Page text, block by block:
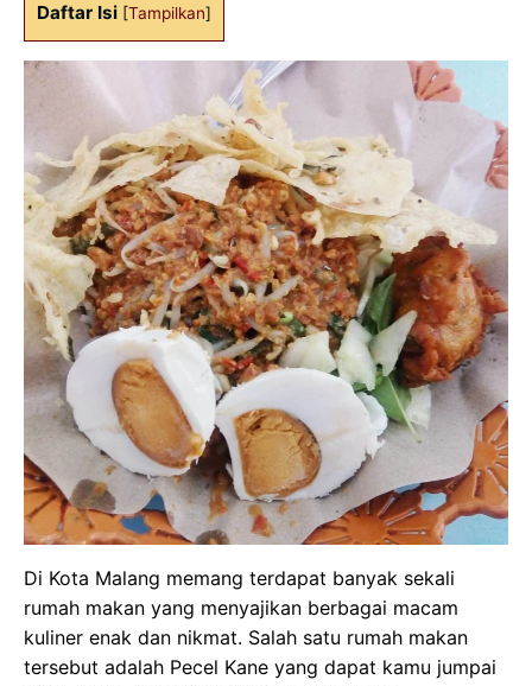
Daftar Isi [Tampilkan]
Di Kota Malang memang terdapat banyak sekali
rumah makan yang menyajikan berbagai macam
kuliner enak dan nikmat. Salah satu rumah makan
tersebut adalah Pecel Kane yang dapat kamu jumpai